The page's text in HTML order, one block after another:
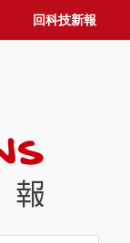
回科技新報